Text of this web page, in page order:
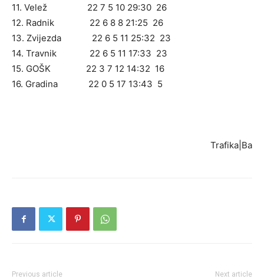
11. Velež 22 7 5 10 29:30 26
12. Radnik 22 6 8 8 21:25 26
13. Zvijezda 22 6 5 11 25:32 23
14. Travnik 22 6 5 11 17:33 23
15. GOŠK 22 3 7 12 14:32 16
16. Gradina 22 0 5 17 13:43 5
Trafika|Ba
Previous article Next article